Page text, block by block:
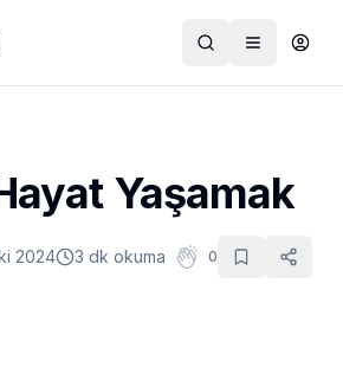
Yaşamak
2024 3 dk okuma 0